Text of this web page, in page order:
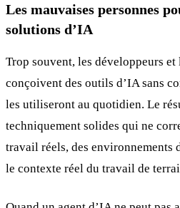
Les mauvaises personnes
solutions d’IA
Trop souvent, les développeurs et
conçoivent des outils d’IA sans
les utiliseront au quotidien. Le
techniquement solides qui ne
travail réels, des environnements
le contexte réel du travail de